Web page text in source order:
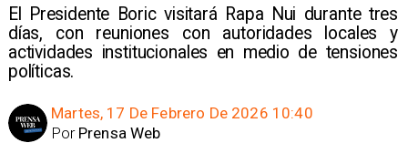
El Presidente Boric visitará Rapa Nui durante tres
días, con reuniones con autoridades locales y
actividades institucionales en medio de tensiones
políticas.
Martes, 17 De Febrero De 2026 10:40
Prensa Web
Por